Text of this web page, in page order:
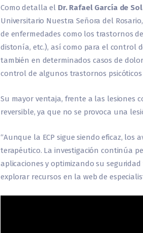
Como detalla el Dr. Rafael García de
Universitario Nuestra Señora del
de enfermedades como los trastornos
distonía, etc.), así como para el control
también en determinados casos de
control de algunos trastornos psicóticos
Su mayor ventaja, frente a las lesiones
reversible, ya que no se provoca una
“Aunque la ECP sigue siendo eficaz,
terapéutico. La investigación continúa
aplicaciones y optimizando su
explorar recursos en la web de